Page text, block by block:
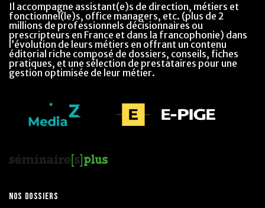
Il accompagne assistant(e)s de direction, métiers et
fonctionnel(le)s, office managers, etc. (plus de 2
millions de professionnels décisionnaires ou
prescripteurs en France et dans la francophonie) dans
l’évolution de leurs métiers en offrant un contenu
éditorial riche composé de dossiers, conseils, fiches
pratiques, et une sélection de prestataires pour une
gestion optimisée de leur métier.
NOS DOSSIERS